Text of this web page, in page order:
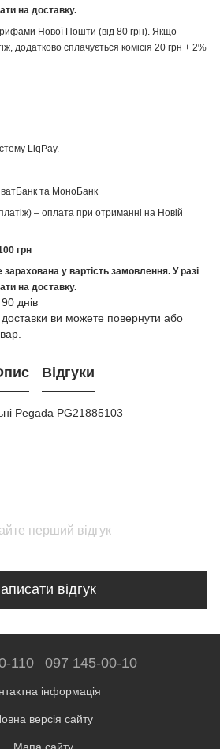
на доставку.
Нової Пошти (від 80 грн). Якщо
додатково сплачується комісія 20 грн + 2%
LiqPay.
та МоноБанк
– оплата при отриманні на Новій
грн
у вартість замовлення. У разі
на доставку.
днів
ви можете повернути або
Відгуки
Pegada PG21885103
перший відгук
відгук
110 097 145-00-10
інформація
версія сайту